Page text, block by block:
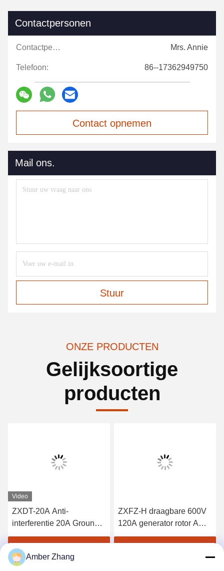
Contactpersonen
Contactpersonen: Mrs. Annie
Telefoon: 86--17362949750
Contact opnemen
Mail ons.
Stuur
ONZE PRODUCTEN
Gelijksoortige
producten
Video
ZXDT-20A Anti-
interferentie 20A Ground
Continuity Tester Down
Lead Conduction
ZXFZ-H draagbare 600V
120A generator rotor AC
impedantietester
Amber Zhang